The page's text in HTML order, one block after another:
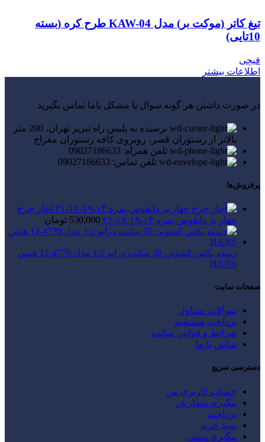
تیغ کاتر (موکت بر) مدل KAW-04 طرح کره (بسته
10تایی)
قیچی
اطلاعات بیشتر
در صورت داشتن هر گونه سوال یا مشکل باما تماس بگیرید
نرسیده به پلیس راه تبریز تهران، 200 متر
بالاتر از رستوران قصر، روبروی کافه رستوران معراج
تلفن همراه: 09027186633
تلفن تماس: 09027186633
پرفروش‌ها
آچار چرخ
چهار پر دانفوس نمره ۱۴-۱۹-۱۷-۲۱
530,000 تومان
دسته بکس کشویی 30 سانت درایو 1/2 مدل 4770-12 هنس
HANS
صفحات سایت
سوالات متداول
پرداخت مستقیم
شرایط و قوانین سایت
تماس با ما
دسترسی سریع
حساب کاربری من
پیگیری سفارش
پرداخت
سبد خرید
پیگیری پستی